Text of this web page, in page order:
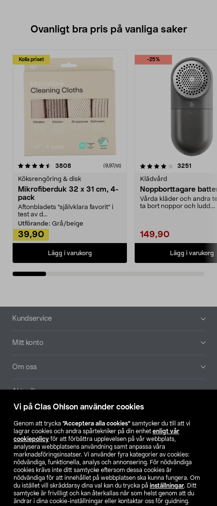
Vi på Clas Ohlson använder cookies
Genom att trycka ”Acceptera alla cookies” samtycker du till att vi
lagrar cookies och andra spårtekniker på din enhet enligt vår
cookiepolicy för att förbättra upplevelsen på vår webbplats,
analysera webbplatsens användning samt anpassa våra
marknadsföringsinsatser. Vi använder fyra kategorier av cookies:
nödvändiga, funktionella, analys och annonsering. För nödvändiga
cookies krävs inte ditt samtycke eftersom dessa cookies är
nödvändiga för att innehållet på webbplatsen ska kunna fungera. Om
du istället vill skräddarsy dina val kan du trycka på inställningar. Ditt
samtycke är frivilligt och kan återkallas när som helst genom att du
ändrar i dina cookie-inställningar eller kontaktar oss för guidning.
Ovanligt bra pris på vanliga saker
Kolla priset
3808recensioner (9,97/st)
Köksrengöring & disk
Mikrofiberduk 32 x 31 cm, 4-
pack
Aftonbladets "självklara favorit” i
test av d...
Utförande: Grå/beige
39,90
Lägg i varukorg
-25%
4.0av 5 stjärnor 3251
Klädvård
Noppborttagare
Vårda kläder och andra
ta bort noppor och ludd.
149,90
Lägg i varukorg
4.5av 5 stjärnor
Sidfot
Kundservice
Mitt konto
Om oss
Aktuellt
Hitta butik
SE NO FI